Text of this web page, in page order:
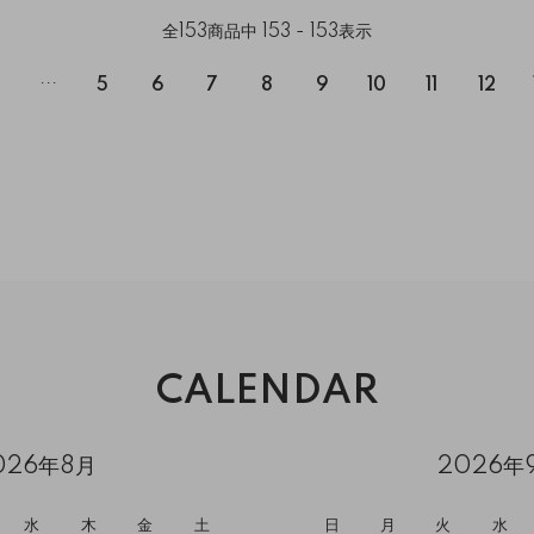
全 153商品中 153 - 153表示
... 5 6 7 8 9 10 12
CALENDAR
年8月
水 木 金 土
2026年
日 月 火 水